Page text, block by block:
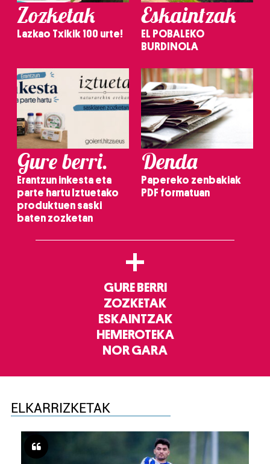
Zozketak
Lazkao Txikik 100 urte!
Eskaintzak
EL POBALEKO
BURDINOLA
Gure berri.
Erantzun inkesta eta
parte hartu Iztuetako
produktuen saski
baten zozketan
Denda
Papereko zenbakiak
PDF formatuan
+
GURE BERRI
ZOZKETAK
ESKAINTZAK
HEMEROTEKA
NOR GARA
ELKARRIZKETAK